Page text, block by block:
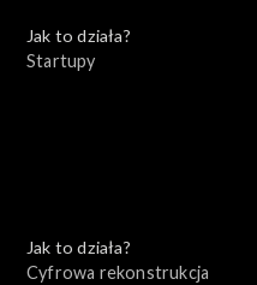
Jak to działa?
Startupy
Jak to działa?
Cyfrowa rekonstrukcja